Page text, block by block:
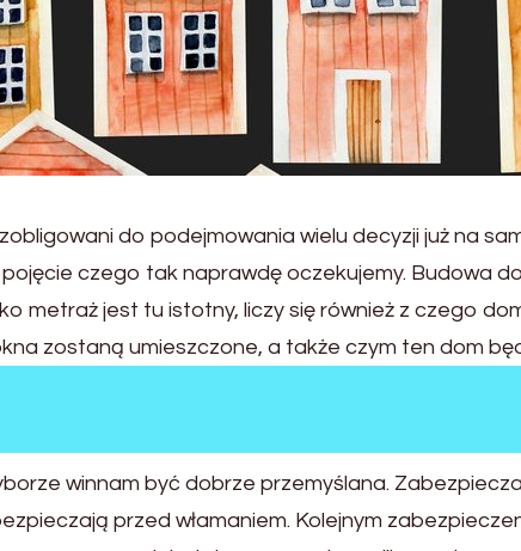
do podejmowania wielu decyzji już na
czego tak naprawdę oczekujemy. Budowa
metraż jest tu istotny, liczy się również z czego
zostaną umieszczone, a także czym ten dom
winnam być dobrze przemyślana.
przed włamaniem. Kolejnym